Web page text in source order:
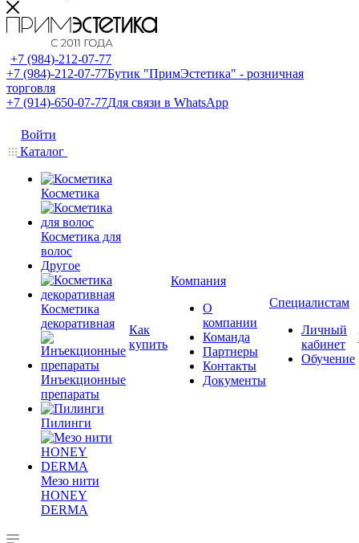
+7 (984)-212-07-77
+7 (984)-212-07-77Бутик "ПримЭстетика" - розничная
торговля
+7 (914)-650-07-77Для связи в WhatsApp
Войти
Каталог
Косметика
Косметика для
волос
Другое
Косметика
декоративная
Инъекционные
препараты
Пилинги
Мезо нити
HONEY
DERMA
Как
купить
Компания
О
компании
Команда
Партнеры
Контакты
Документы
Специалистам
Личный
кабинет
Обучение